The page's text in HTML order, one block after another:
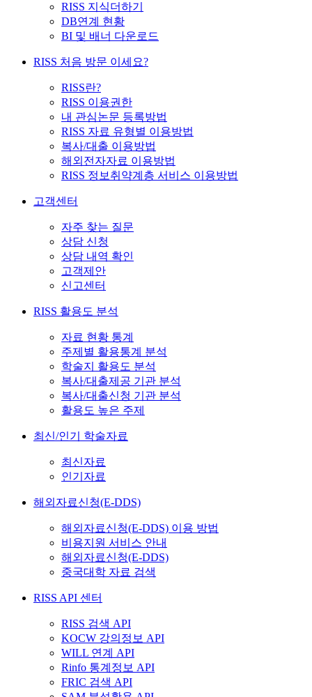
RISS 지식더하기
DB연계 현황
BI 및 배너 다운로드
RISS 처음 방문 이세요?
RISS란?
RISS 이용권한
내 관심논문 등록방법
RISS 자료 유형별 이용방법
복사/대출 이용방법
해외전자자료 이용방법
RISS 정보취약계층 서비스 이용방법
고객센터
자주 찾는 질문
상담 신청
상담 내역 확인
고객제안
신고센터
RISS 활용도 분석
자료 현황 통계
주제별 활용통계 분석
학술지 활용도 분석
복사/대출제공 기관 분석
복사/대출신청 기관 분석
활용도 높은 주제
최신/인기 학술자료
최신자료
인기자료
해외자료신청(E-DDS)
해외자료신청(E-DDS) 이용 방법
비용지원 서비스 안내
해외자료신청(E-DDS)
중국대학 자료 검색
RISS API 센터
RISS 검색 API
KOCW 강의정보 API
WILL 연계 API
Rinfo 통계정보 API
FRIC 검색 API